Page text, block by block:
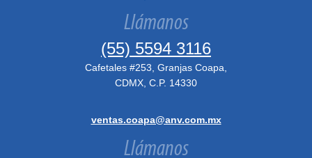
Llámanos
(55) 5594 3116
Cafetales #253, Granjas Coapa,
CDMX, C.P. 14330
ventas.coapa@anv.com.mx
Llámanos